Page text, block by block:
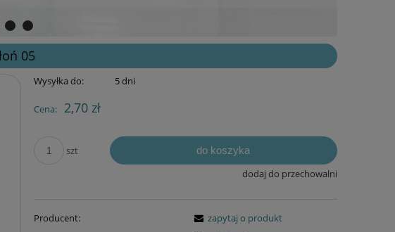
05
Wysyłka do: 5 dni
Cena: 2,70 zł
szt do koszyka
dodaj do przechowalni
Producent:
zapytaj o produkt